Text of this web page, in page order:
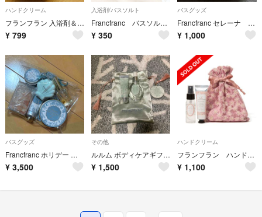
ハンドクリーム
フランフラン 入浴剤＆ハンドクリームセット 未使用 ギフト
¥ 799
入浴剤/バスソルト
Francfranc バスソルト テトラ2個
¥ 350
バスグッズ
Francfranc セレーナ ボディケアギフトセット M
¥ 1,000
バスグッズ
Francfranc ホリデー ボディケアセット
¥ 3,500
その他
ルルム ボディケアギフトセット サテン S グリーン
¥ 1,500
ハンドクリーム
フランフラン ハンドクリーム・ボディミストセット
¥ 1,100